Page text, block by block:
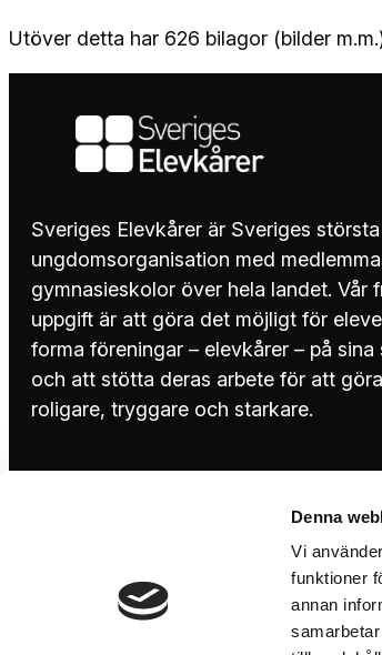
Denna
Vi
funktioner
annan
Utöver detta har 626 bilagor (bilder
Sveriges Elevkårer är Sveriges största
ungdomsorganisation med
gymnasieskolor över hela landet. Vår
uppgift är att göra det möjligt för
forma föreningar – elevkårer – på sina
och att stötta deras arbete för att
roligare, tryggare och starkare.
info@sverigeselevkarer.se